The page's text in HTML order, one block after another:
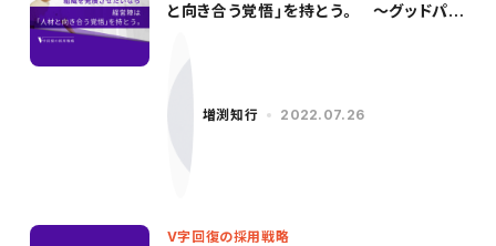
と向き合う覚悟」を持とう。 〜グッドパッ
増渕知行 2022.07.26
V字回復の採用戦略